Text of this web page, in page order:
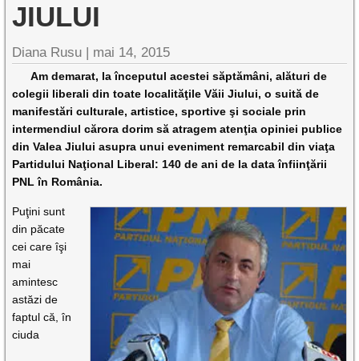
JIULUI
Diana Rusu | mai 14, 2015
Am demarat, la începutul acestei săptămâni, alături de
colegii liberali din toate localităţile Văii Jiului, o suită de
manifestări culturale, artistice, sportive şi sociale prin
intermendiul cărora dorim să atragem atenţia opiniei publice
din Valea Jiului asupra unui eveniment remarcabil din viaţa
Partidului Naţional Liberal: 140 de ani de la data înfiinţării
PNL în România.
Puţini sunt
din păcate
cei care îşi
mai
amintesc
astăzi de
faptul că, în
ciuda